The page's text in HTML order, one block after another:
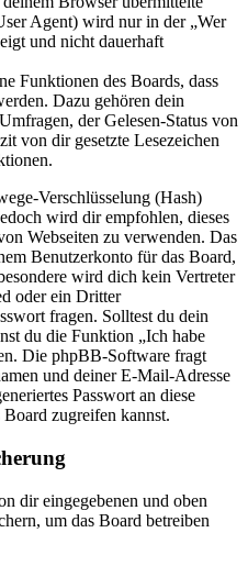
Agent) wird nur in der „Wer
und nicht dauerhaft
Funktionen des Boards, dass
Dazu gehören dein
der Gelesen-Status von
von dir gesetzte Lesezeichen
Verschlüsselung (Hash)
wird dir empfohlen, dieses
Webseiten zu verwenden. Das
Benutzerkonto für das Board,
wird dich kein Vertreter
oder ein Dritter
fragen. Solltest du dein
du die Funktion „Ich habe
Die phpBB-Software fragt
und deiner E-Mail-Adresse
Passwort an diese
zugreifen kannst.
dir eingegebenen und oben
um das Board betreiben